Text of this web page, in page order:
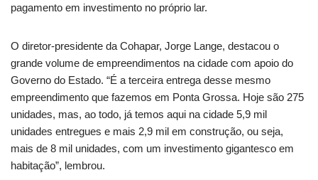
pagamento em investimento no próprio lar.
O diretor-presidente da Cohapar, Jorge Lange, destacou o
grande volume de empreendimentos na cidade com apoio do
Governo do Estado. “É a terceira entrega desse mesmo
empreendimento que fazemos em Ponta Grossa. Hoje são 275
unidades, mas, ao todo, já temos aqui na cidade 5,9 mil
unidades entregues e mais 2,9 mil em construção, ou seja,
mais de 8 mil unidades, com um investimento gigantesco em
habitação”, lembrou.